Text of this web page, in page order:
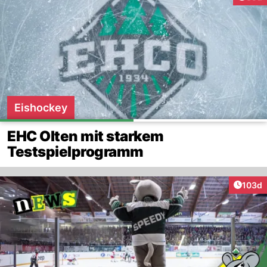
Eishockey
EHC Olten mit starkem
Testspielprogramm
103d